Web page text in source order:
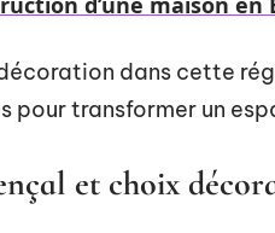
dans cette
pour transformer un
et choix